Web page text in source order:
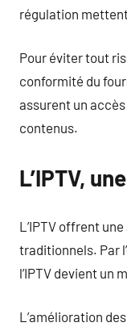
régulation
Pour éviter tout
conformité du
assurent un
contenus.
L’IPTV,
L’IPTV offrent
traditionnels. Par
l’IPTV devient un
L’amélioration